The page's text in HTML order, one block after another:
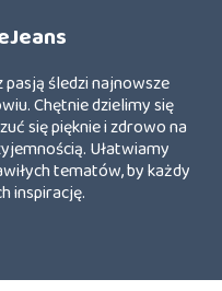
pasją śledzi najnowsze
Chętnie dzielimy się
się pięknie i zdrowo na
Ułatwiamy
tematów, by każdy
inspirację.